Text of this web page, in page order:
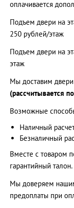
оплачивается
Подъем двери на
250 рублей/этаж
Подъем двери на
этаж
Мы доставим
(рассчитывается
Возможные
Наличный
Безналичный
Вместе с товаром
гарантийный талон.
Мы доверяем
предоплаты при